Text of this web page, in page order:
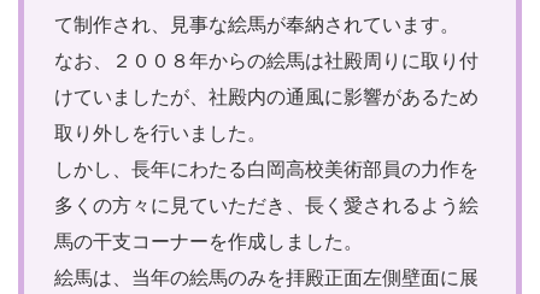
て制作され、見事な絵馬が奉納されています。
なお、２００８年からの絵馬は社殿周りに取り付
けていましたが、社殿内の通風に影響があるため
取り外しを行いました。
しかし、長年にわたる白岡高校美術部員の力作を
多くの方々に見ていただき、長く愛されるよう絵
馬の干支コーナーを作成しました。
絵馬は、当年の絵馬のみを拝殿正面左側壁面に展